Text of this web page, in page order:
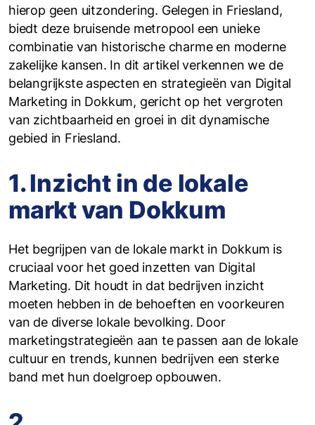
hierop geen uitzondering. Gelegen in Friesland,
biedt deze bruisende metropool een unieke
combinatie van historische charme en moderne
zakelijke kansen. In dit artikel verkennen we de
belangrijkste aspecten en strategieën van Digital
Marketing in Dokkum, gericht op het vergroten
van zichtbaarheid en groei in dit dynamische
gebied in Friesland.
1. Inzicht in de lokale
markt van Dokkum
Het begrijpen van de lokale markt in Dokkum is
cruciaal voor het goed inzetten van Digital
Marketing. Dit houdt in dat bedrijven inzicht
moeten hebben in de behoeften en voorkeuren
van de diverse lokale bevolking. Door
marketingstrategieën aan te passen aan de lokale
cultuur en trends, kunnen bedrijven een sterke
band met hun doelgroep opbouwen.